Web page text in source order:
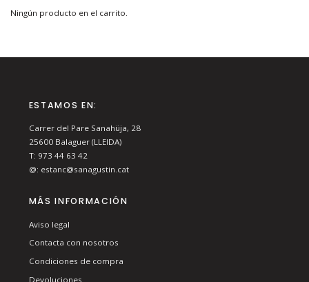
Ningún producto en el carrito.
ESTAMOS EN:
Carrer del Pare Sanahüja, 28
25600 Balaguer (LLEIDA)
T: 973 44 63 42
@: estanc@sanagustin.cat
MÁS INFORMACIÓN
Aviso legal
Contacta con nosotros
Condiciones de compra
Devoluciones